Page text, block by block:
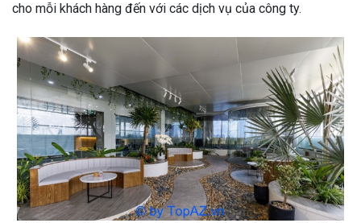
cho mỗi khách hàng đến với các dịch vụ của công ty.